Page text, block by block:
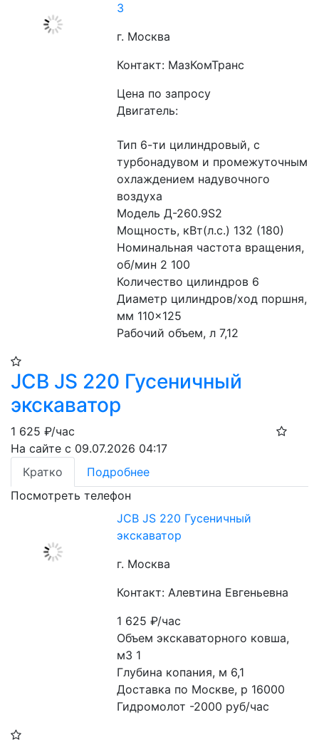
3
г. Москва
Контакт: МазКомТранс
Цена по запросу
Двигатель:
Тип 6-ти цилиндровый, с
турбонадувом и промежуточным
охлаждением надувочного
воздуха
Модель Д-260.9S2
Мощность, кВт(л.с.) 132 (180)
Номинальная частота вращения,
об/мин 2 100
Количество цилиндров 6
Диаметр цилиндров/ход поршня,
мм 110×125
Рабочий объем, л 7,12
JCB JS 220 Гусеничный
экскаватор
1 625 ₽/час
На сайте с 09.07.2026 04:17
Кратко
Подробнее
Посмотреть телефон
JCB JS 220 Гусеничный
экскаватор
г. Москва
Контакт: Алевтина Евгеньевна
1 625₽/час
Объем экскаваторного ковша,
м3 1
Глубина копания, м 6,1
Доставка по Москве, р 16000
Гидромолот -2000 руб/час